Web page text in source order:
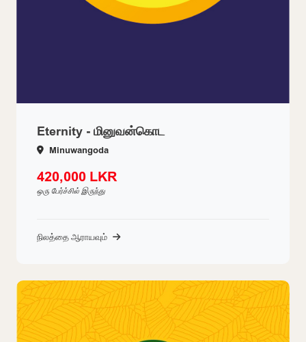
Eternity - மினுவன்கொட
Minuwangoda
420,000 LKR
ஒரு பேர்ச்சில் இருந்து
நிலத்தை ஆராயவும்